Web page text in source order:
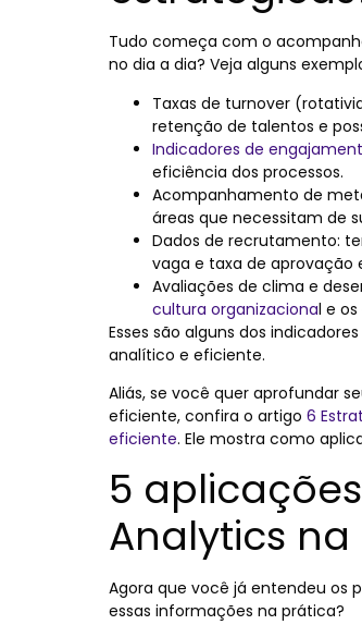
Tudo começa com o
no dia a dia? Veja alguns
Taxas de turnover
retenção de talentos e
Indicadores de
eficiência dos processos.
Acompanhamento de
áreas que necessitam de
Dados de recrutamento:
vaga e taxa de aprovação
Avaliações de clima e
cultura organizacional e
Esses são alguns dos
analítico e eficiente.
Aliás, se você quer aprofundar
eficiente, confira o artigo 6
eficiente. Ele mostra como
5
Analytics na
Agora que você já entendeu os
essas informações na prática?